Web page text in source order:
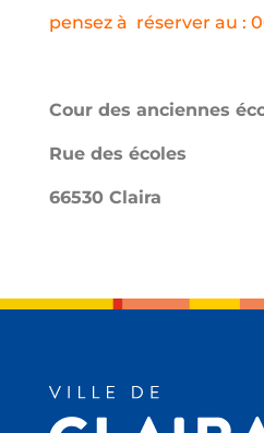
pensez à réserver au : 06
Cour des anciennes
Rue des écoles
66530 Claira